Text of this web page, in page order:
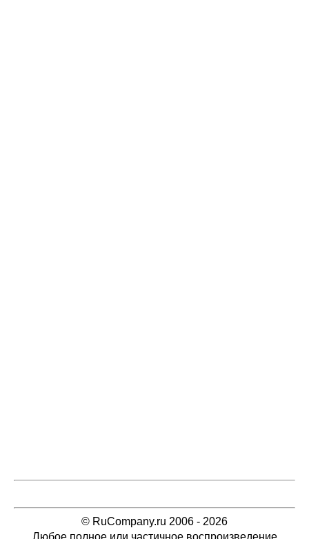
© RuCompany.ru 2006 - 2026
Любое полное или частичное воспроизведение